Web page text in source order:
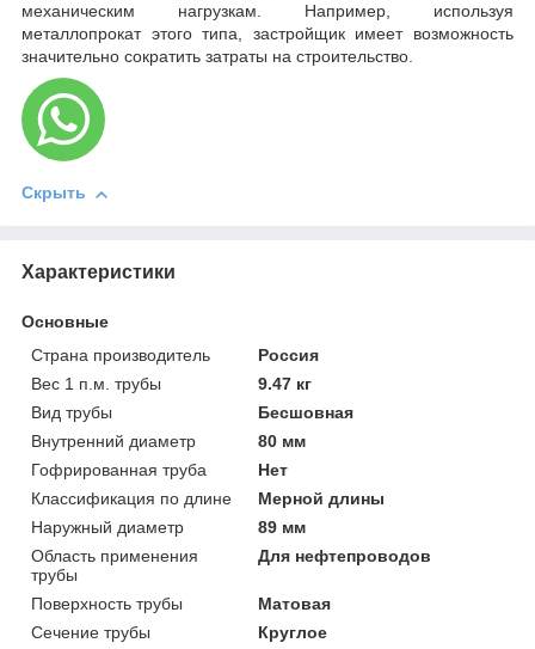
механическим нагрузкам. Например, используя
металлопрокат этого типа, застройщик имеет возможность
значительно сократить затраты на строительство.
Скрыть
Характеристики
Основные
Страна производитель
Россия
Вес 1 п.м. трубы
9.47 кг
Вид трубы
Бесшовная
Внутренний диаметр
80 мм
Гофрированная труба
Нет
Классификация по длине
Мерной длины
Наружный диаметр
89 мм
Область применения
трубы
Для нефтепроводов
Поверхность трубы
Матовая
Сечение трубы
Круглое